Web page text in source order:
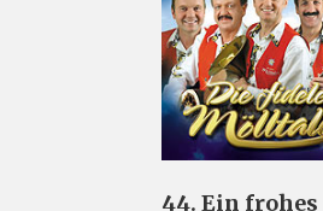
44. Ein frohes